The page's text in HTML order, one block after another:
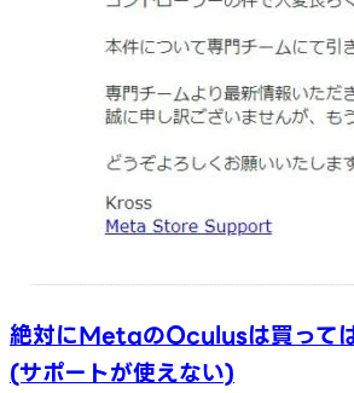
絶対にMetaのOculusは買って
(サポートが使えない)